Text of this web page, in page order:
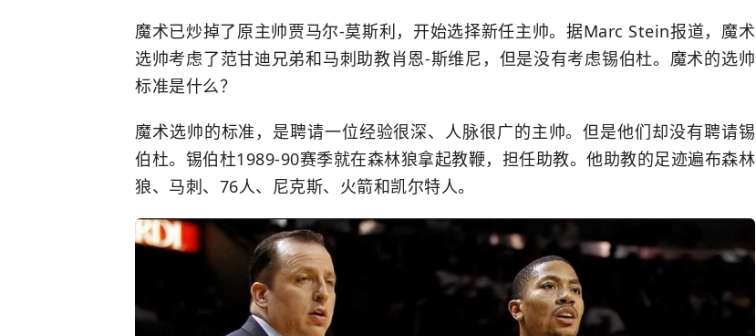
魔术已炒掉了原主帅贾马尔-莫斯利，开始选择新任主帅。据Marc Stein报道，魔术
选帅考虑了范甘迪兄弟和马刺助教肖恩-斯维尼，但是没有考虑锡伯杜。魔术的选帅
标准是什么？
魔术选帅的标准，是聘请一位经验很深、人脉很广的主帅。但是他们却没有聘请锡
伯杜。锡伯杜1989-90赛季就在森林狼拿起教鞭，担任助教。他助教的足迹遍布森林
狼、马刺、 76人、 尼克斯、 火箭和凯尔特人。